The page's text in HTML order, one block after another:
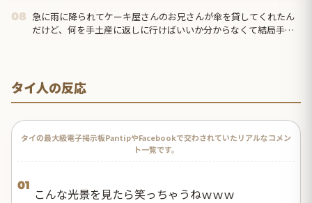
08 急に雨に降られてケーキ屋さんのお兄さんが傘を貸してくれたん
だけど、何を手土産に返しに行けばいいか分からなくて結局手ぶ
タイ人の反応
タイの最大級電子掲示板PantipやFacebookで交わされていたリアルなコメン
ト一覧です。
01
こんな光景を見たら笑っちゃうねｗｗｗ